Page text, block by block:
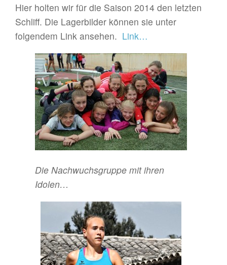
Hier holten wir für die Saison 2014 den letzten
Schliff. Die Lagerbilder können sie unter
folgendem Link ansehen. Link…
Die Nachwuchsgruppe mit ihren
Idolen…